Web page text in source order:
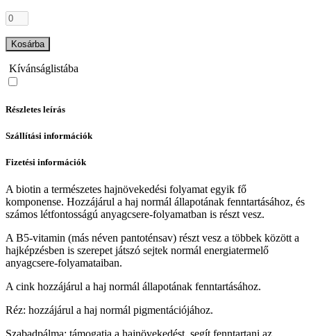
Kosárba
Kívánságlistába
Részletes leírás
Szállítási információk
Fizetési információk
A biotin a természetes hajnövekedési folyamat egyik fő
komponense. Hozzájárul a haj normál állapotának fenntartásához, és
számos létfontosságú anyagcsere-folyamatban is részt vesz.
A B5-vitamin (más néven pantoténsav) részt vesz a többek között a
hajképzésben is szerepet játszó sejtek normál energiatermelő
anyagcsere-folyamataiban.
A cink hozzájárul a haj normál állapotának fenntartásához.
Réz: hozzájárul a haj normál pigmentációjához.